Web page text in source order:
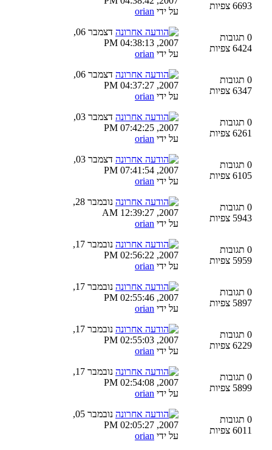
6693 צפיות
על ידי orian
0 תגובות
6424 צפיות
דצמבר 06,
2007, 04:38:13 PM
על ידי orian
0 תגובות
6347 צפיות
דצמבר 06,
2007, 04:37:27 PM
על ידי orian
0 תגובות
6261 צפיות
דצמבר 03,
2007, 07:42:25 PM
על ידי orian
0 תגובות
6105 צפיות
דצמבר 03,
2007, 07:41:54 PM
על ידי orian
0 תגובות
5943 צפיות
נובמבר 28,
2007, 12:39:27 AM
על ידי orian
0 תגובות
5959 צפיות
נובמבר 17,
2007, 02:56:22 PM
על ידי orian
0 תגובות
5897 צפיות
נובמבר 17,
2007, 02:55:46 PM
על ידי orian
0 תגובות
6229 צפיות
נובמבר 17,
2007, 02:55:03 PM
על ידי orian
0 תגובות
5899 צפיות
נובמבר 17,
2007, 02:54:08 PM
על ידי orian
0 תגובות
6011 צפיות
נובמבר 05,
2007, 02:05:27 PM
על ידי orian